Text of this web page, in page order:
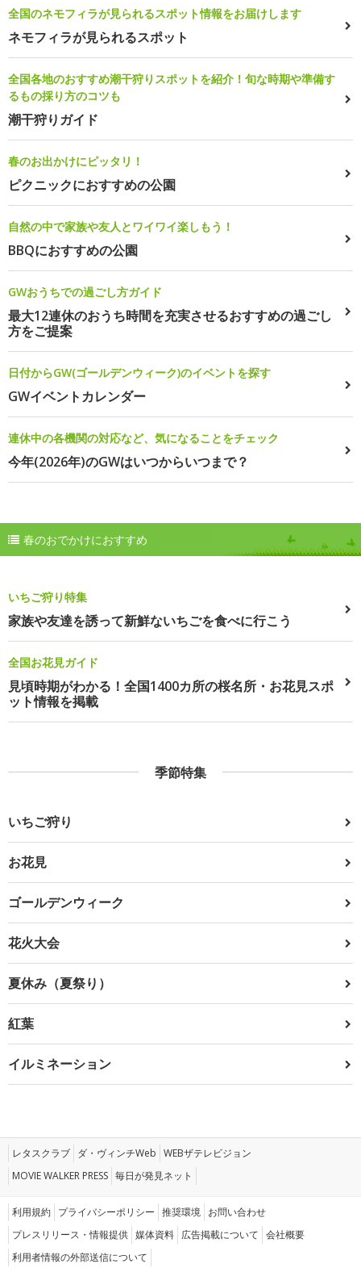
全国のネモフィラが見られるスポット情報をお届けします
ネモフィラが見られるスポット
全国各地のおすすめ潮干狩りスポットを紹介！旬な時期や準備す
るもの採り方のコツも
潮干狩りガイド
春のお出かけにピッタリ！
ピクニックにおすすめの公園
自然の中で家族や友人とワイワイ楽しもう！
BBQにおすすめの公園
GWおうちでの過ごし方ガイド
最大12連休のおうち時間を充実させるおすすめの過ごし
方をご提案
日付からGW(ゴールデンウィーク)のイベントを探す
GWイベントカレンダー
連休中の各機関の対応など、気になることをチェック
今年(2026年)のGWはいつからいつまで？
春のおでかけにおすすめ
いちご狩り特集
家族や友達を誘って新鮮ないちごを食べに行こう
全国お花見ガイド
見頃時期がわかる！全国1400カ所の桜名所・お花見スポ
ット情報を掲載
季節特集
いちご狩り
お花見
ゴールデンウィーク
花火大会
夏休み（夏祭り）
紅葉
イルミネーション
レタスクラブ ダ・ヴィンチWeb WEBザテレビジョン
MOVIE WALKER PRESS 毎日が発見ネット
利用規約 プライバシーポリシー 推奨環境 お問い合わせ
プレスリリース・情報提供 媒体資料 広告掲載について 会社概要
利用者情報の外部送信について